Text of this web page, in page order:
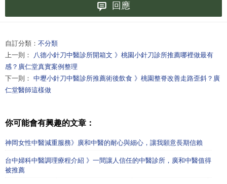
回應
自訂分類： 不分類
上一則： 八德小針刀中醫診所開箱文 》桃園小針刀診所推薦哪裡做最有
感？廣仁堂真實案例整理
下一則： 中壢小針刀中醫診所推薦術後飲食 》桃園整脊改善走路歪斜？廣
仁堂醫師這樣做
你可能會有興趣的文章：
神岡女性中醫減重服務》廣和中醫的耐心與細心，讓我願意長期信賴
台中婦科中醫調理療程介紹 》一間讓人信任的中醫診所，廣和中醫值得
被推薦